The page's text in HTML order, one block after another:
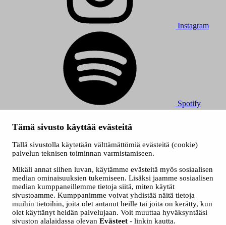
Tämä sivusto käyttää evästeitä
Tällä sivustolla käytetään välttämättömiä evästeitä (cookie)
palvelun teknisen toiminnan varmistamiseen.
Mikäli annat siihen luvan, käytämme evästeitä myös sosiaalisen
median ominaisuuksien tukemiseen. Lisäksi jaamme sosiaalisen
median kumppaneillemme tietoja siitä, miten käytät
sivustoamme. Kumppanimme voivat yhdistää näitä tietoja
muihin tietoihin, joita olet antanut heille tai joita on kerätty, kun
olet käyttänyt heidän palvelujaan. Voit muuttaa hyväksyntääsi
sivuston alalaidassa olevan Evästeet - linkin kautta.
Instagram
Spotify
Kaikki oikeudet muutoksiin pidätetään.
Saavutettavuusseloste
Tietosuojaselosteet